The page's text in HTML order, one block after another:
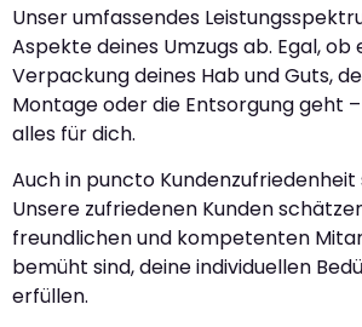
Unser umfassendes
Aspekte deines Umzugs ab. Egal, ob
Verpackung deines Hab und Guts,
Montage oder die Entsorgung geht
alles für dich.
Auch in puncto Kundenzufriedenheit
Unsere zufriedenen Kunden
freundlichen und kompetenten
bemüht sind, deine individuellen
erfüllen.